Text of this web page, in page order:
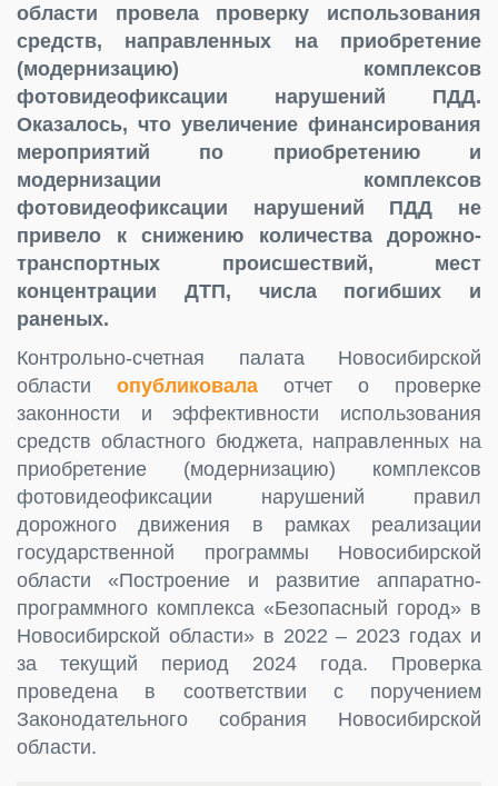
области провела проверку использования
средств, направленных на приобретение
(модернизацию) комплексов
фотовидеофиксации нарушений ПДД.
Оказалось, что увеличение финансирования
мероприятий по приобретению и
модернизации комплексов
фотовидеофиксации нарушений ПДД не
привело к снижению количества дорожно-
транспортных происшествий, мест
концентрации ДТП, числа погибших и
раненых.
Контрольно-счетная палата Новосибирской
области опубликовала
отчет о проверке
законности и эффективности использования
средств областного бюджета, направленных на
приобретение (модернизацию) комплексов
фотовидеофиксации нарушений правил
дорожного движения в рамках реализации
государственной программы Новосибирской
области «Построение и развитие аппаратно-
программного комплекса «Безопасный город» в
Новосибирской области» в 2022 – 2023 годах и
за текущий период 2024 года. Проверка
проведена в соответствии с поручением
Законодательного собрания Новосибирской
области.